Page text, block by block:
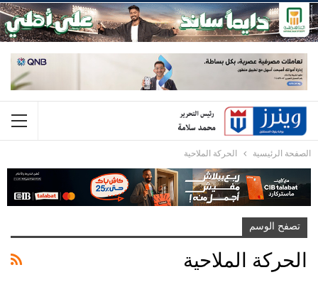
الصفحة الرئيسية الحركة الملاحية
تصفح الوسم
الحركة الملاحية